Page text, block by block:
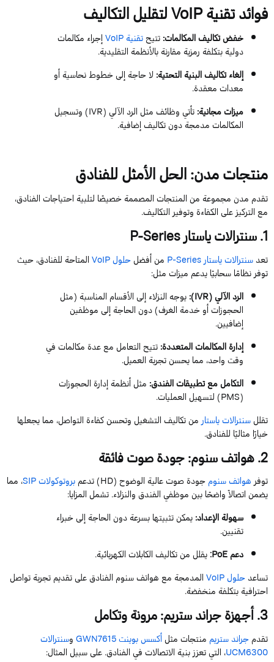
فوائدتقنيةVoIPلتقليل التكاليف
خفض تكاليف المكالمات:تتيحتقنيةVoIPإجراء مكالمات
دولية بتكلفة رمزية مقارنة بالأنظمة التقليدية.
إلغاء تكاليف البنية التحتية: لا حاجة إلى خطوط نحاسية أو
معدات معقدة.
ميزات مجانية:تأتي وظائف مثل الرد الآلي (IVR) وتسجيل
المكالمات مدمجة دون تكاليف إضافية.
منتجات مدن: الحل الأمثل للفنادق
تقدم مدن مجموعة من المنتجات المصممة خصيصًا لتلبية احتياجات الفنادق،
مع التركيز على الكفاءة وتوفير التكاليف.
1. سنترالاتياستار P-Series
تعدسنترالاتياستار P-Series من أفضلحلول VoIP المتاحة للفنادق، حيث
توفر نظامًاسحابيًايدعم ميزات مثل:
الرد الآلي (IVR
)
:يوجه النزلاء إلى الأقسام المناسبة (مثل
الحجوزات أو خدمة الغرف) دون الحاجة إلى موظفين
إضافيين.
إدارة المكالمات المتعددة:تتيح التعامل مع عدة مكالمات في
وقت واحد، مما يحسن تجربة العميل.
التكامل مع تطبيقات الفندق: مثل أنظمة إدارة الحجوزات
(
PMS) لتسهيل العمليات.
تقللسنترالاتياستارمن تكاليف التشغيل وتحسن كفاءة التواصل، مما يجعلها
خيارًا مثاليًا للفنادق.
2. هواتفسنوم: جودة صوت فائقة
توفرهواتفسنومجودة صوت عالية الوضوح (HD) تدعمبروتوكولاتSIP، مما
يضمن اتصالاً واضحًا بين موظفي الفندق والنزلاء. تشمل المزايا:
سهولة الإعداد:يمكن تثبيتها بسرعة دون الحاجة إلى خبراء
تقنيين.
دعمPoE
:يقلل من تكاليف الكابلات الكهربائية.
تساعدحلولVoIPالمدمجة مع هواتفسنومالفنادق على تقديم تجربة تواصل
احترافية بتكلفة منخفضة.
3. أجهزةجراند ستريم: مرونة وتكامل
تقدمجراند ستريممنتجات مثلأكسس بوينتGWN7615وسنترالات
UCM6300، التي تعزز بنية الاتصالات في الفنادق. على سبيل المثال: